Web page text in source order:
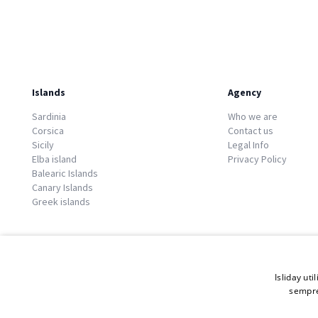
Islands
Sardinia
Corsica
Sicily
Elba island
Balearic Islands
Canary Islands
Greek islands
Agency
Who we are
Contact us
Legal Info
Privacy Policy
© 2026 Copyright GATE S.r.l - Via G. Cacciò 5 - 57034 Portoferraio -
Isliday